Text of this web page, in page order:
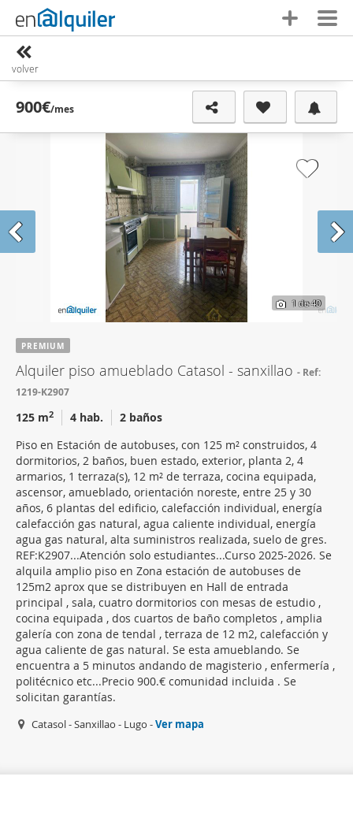
volver
900€/mes
1 de 40
PREMIUM
Alquiler piso amueblado Catasol - sanxillao
Ref:
1219-K2907
125 m2 4 hab.
2 baños
Piso en Estación de autobuses, con 125 m² construidos, 4
dormitorios, 2 baños, buen estado, exterior, planta 2, 4
armarios, 1 terraza(s), 12 m² de terraza, cocina equipada,
ascensor, amueblado, orientación noreste, entre 25 y 30
años, 6 plantas del edificio, calefacción individual, energía
calefacción gas natural, agua caliente individual, energía
agua gas natural, alta suministros realizada, suelo de gres.
REF:K2907...Atención solo estudiantes...Curso 2025-2026. Se
alquila amplio piso en Zona estación de autobuses de
125m2 aprox que se distribuyen en Hall de entrada
principal , sala, cuatro dormitorios con mesas de estudio ,
cocina equipada , dos cuartos de baño completos , amplia
galería con zona de tendal , terraza de 12 m2, calefacción y
agua caliente de gas natural. Se esta amueblando. Se
encuentra a 5 minutos andando de magisterio , enfermería ,
politécnico etc...Precio 900.€ comunidad incluida . Se
solicitan garantías.
Catasol - Sanxillao - Lugo -Ver mapa